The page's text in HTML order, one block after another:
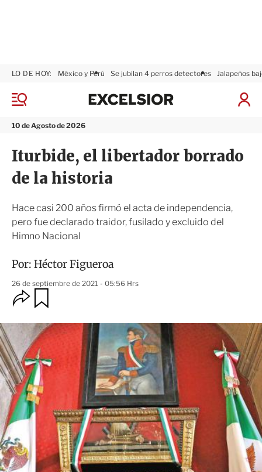
M
n
10 de Agosto de 2026
LO DE HOY: México y Perú Se jubilan 4 perros detectores Jalapeños
I
x
i
Iturbide, el libertador borrado
de la historia
Hace casi 200 años firmó el acta de independencia,
pero fue declarado traidor, fusilado y excluido del
Himno Nacional
Por: Héctor Figueroa
26 de septiembre de 2021 - 05:56 Hrs
O
p
i
o
n
e
s
d
e
c
o
a
r
r
d
r